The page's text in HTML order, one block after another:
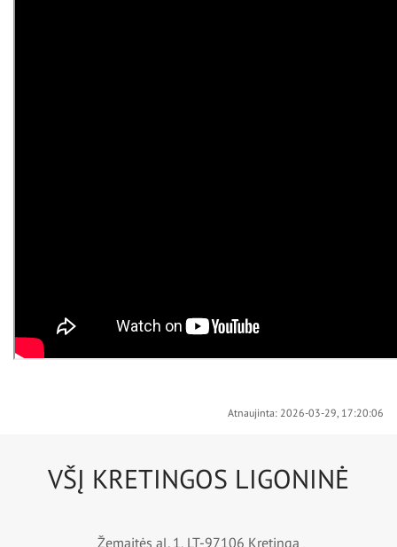
Atnaujinta: 2026-03-29, 17:20:06
VŠĮ KRETINGOS LIGONINĖ
Žemaitės al. 1, LT-97106 Kretinga